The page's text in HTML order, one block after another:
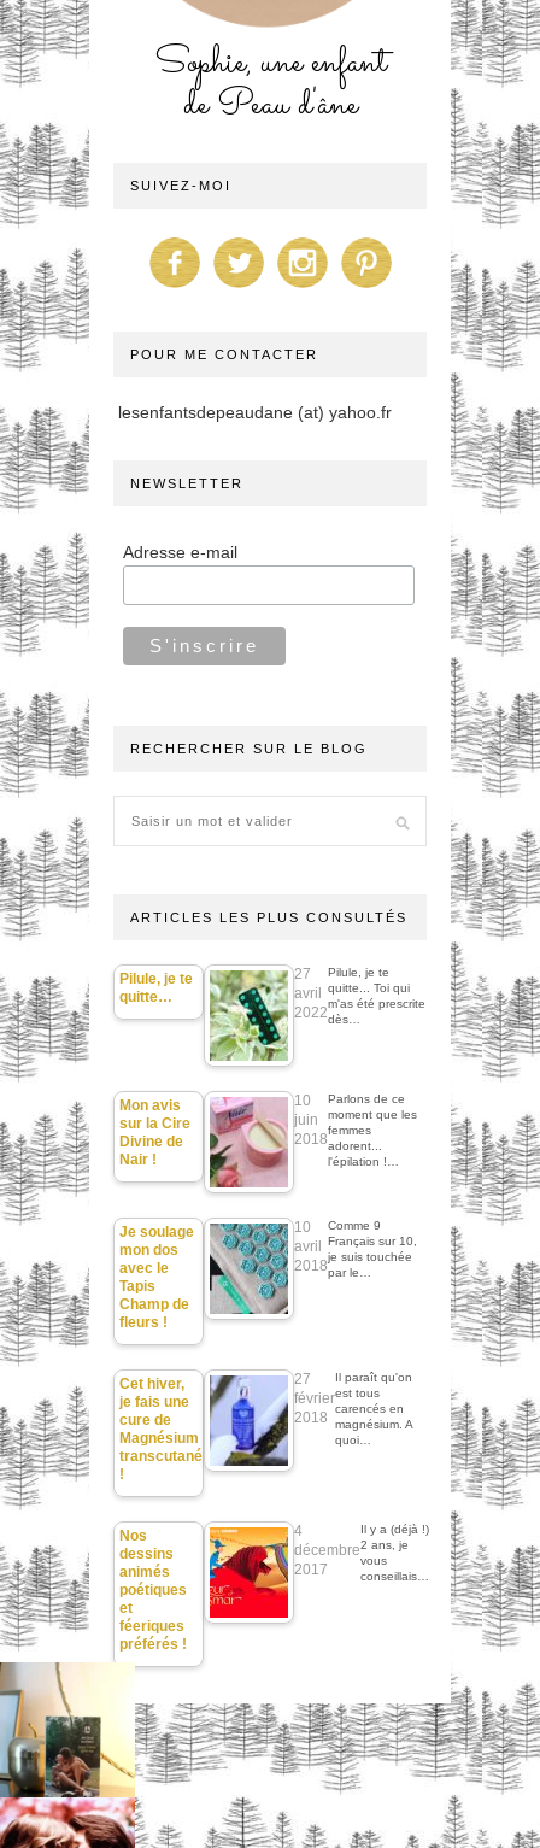
Sophie, une enfant
de Peau d'âne
SUIVEZ-MOI
POUR ME CONTACTER
lesenfantsdepeaudane (at) yahoo.fr
NEWSLETTER
Adresse e-mail
RECHERCHER SUR LE BLOG
ARTICLES LES PLUS CONSULTÉS
Pilule, je te
quitte…
27
avril
2022
Pilule, je te
quitte... Toi qui
m'as été prescrite
dès…
Mon avis
sur la Cire
Divine de
Nair !
10
juin
2018
Parlons de ce
moment que les
femmes
adorent...
l'épilation !…
Je soulage
mon dos
avec le
Tapis
Champ de
fleurs !
10
avril
2018
Comme 9
Français sur 10,
je suis touchée
par le…
Cet hiver,
je fais une
cure de
Magnésium
transcutané
!
27
février
2018
Il paraît qu'on
est tous
carencés en
magnésium. A
quoi…
Nos
dessins
animés
poétiques
et
féeriques
préférés !
4
décembre
2017
Il y a (déjà !)
2 ans, je
vous
conseillais…